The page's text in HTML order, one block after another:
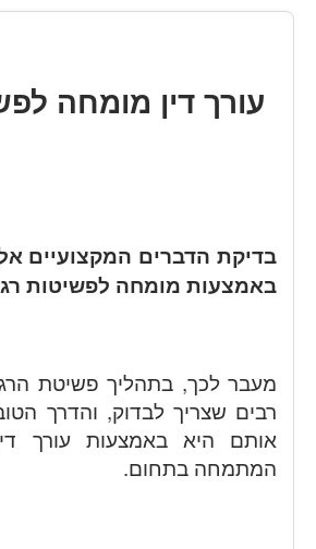
עורך דין מומחה
בדיקת הדברים המקצועיים
באמצעות מומחה לפשיטות
מעבר לכך, בתהליך פשיטת
רבים שצריך לבדוק, והדרך
אותם היא באמצעות עורך
המתמחה בתחום.